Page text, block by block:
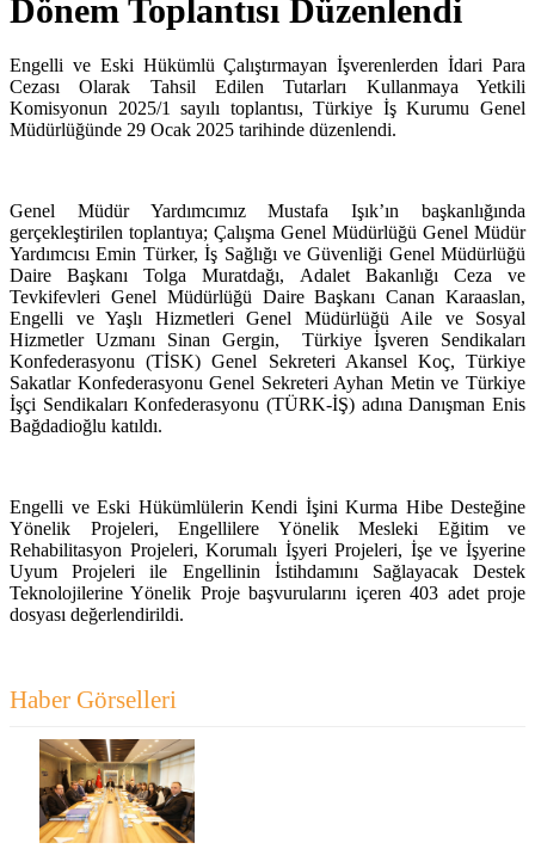
Dönem Toplantısı Düzenlendi
Engelli ve Eski Hükümlü Çalıştırmayan İşverenlerden İdari Para
Cezası Olarak Tahsil Edilen Tutarları Kullanmaya Yetkili
Komisyonun 2025/1 sayılı toplantısı, Türkiye İş Kurumu Genel
Müdürlüğünde 29 Ocak 2025 tarihinde düzenlendi.
Genel Müdür Yardımcımız Mustafa Işık’ın başkanlığında
gerçekleştirilen toplantıya; Çalışma Genel Müdürlüğü Genel Müdür
Yardımcısı Emin Türker, İş Sağlığı ve Güvenliği Genel Müdürlüğü
Daire Başkanı Tolga Muratdağı, Adalet Bakanlığı Ceza ve
Tevkifevleri Genel Müdürlüğü Daire Başkanı Canan Karaaslan,
Engelli ve Yaşlı Hizmetleri Genel Müdürlüğü Aile ve Sosyal
Hizmetler Uzmanı Sinan Gergin, Türkiye İşveren Sendikaları
Konfederasyonu (TİSK) Genel Sekreteri Akansel Koç, Türkiye
Sakatlar Konfederasyonu Genel Sekreteri Ayhan Metin ve Türkiye
İşçi Sendikaları Konfederasyonu (TÜRK-İŞ) adına Danışman Enis
Bağdadioğlu katıldı.
Engelli ve Eski Hükümlülerin Kendi İşini Kurma Hibe Desteğine
Yönelik Projeleri, Engellilere Yönelik Mesleki Eğitim ve
Rehabilitasyon Projeleri, Korumalı İşyeri Projeleri, İşe ve İşyerine
Uyum Projeleri ile Engellinin İstihdamını Sağlayacak Destek
Teknolojilerine Yönelik Proje başvurularını içeren 403 adet proje
dosyası değerlendirildi.
Haber Görselleri